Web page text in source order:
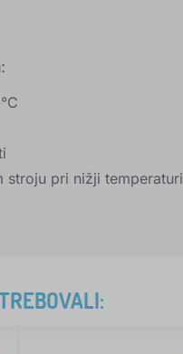
:
stroju pri nižji temperaturi